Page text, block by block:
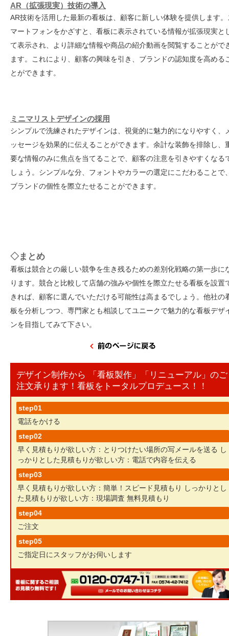
AR（拡張現実）技術の導入
AR技術を活用した最新の看板は、顧客に新しい体験を提供します。
マートフォンをかざすと、看板に表示されている情報が拡張現実と
て表示され、より詳細な情報や商品の紹介動画を閲覧することがで
ます。これにより、顧客の興味を引き、ブランドの認知度を高める
とができます。
ミニマリストデザインの採用
シンプルで洗練されたデザインは、視覚的に魅力的になりやすく、
ッセージを効果的に伝えることができます。余計な装飾を排除し、
要な情報のみに焦点を当てることで、顧客の注意を引きやすくなる
しょう。シンプルな分、フォントやカラーの選定にこだわることで
ブランドの個性を際立たせることができます。
◇まとめ
看板は競合との厳しい競争を生き残るための差別化戦略の第一歩に
ります。競合と比較して店舗の強みや個性を際立たせる看板を設置
きれば、顧客に選んでいただける可能性は高まるでしょう。他社の
板を分析しつつ、専門家とも相談してユニークで魅力的な看板デザ
ンを目指してみて下さい。
デザイン制作から 「看板製作」「リニューアル」のご
注文承ります！看板をトータルプロデュース！！
step01
電話をかける
step02
早く見積もりが欲しい方：とりつけたい場所の写メールを送る し
っかりとした見積もりが欲しい方：電話で内容を伝える
step03
早く見積もりが欲しい方：簡単！スピード見積もり
しっかりとし
た見積もりが欲しい方：現場調査 無料見積もり
step04
ご注文
step05
ご指定日にスタッフがお伺いします